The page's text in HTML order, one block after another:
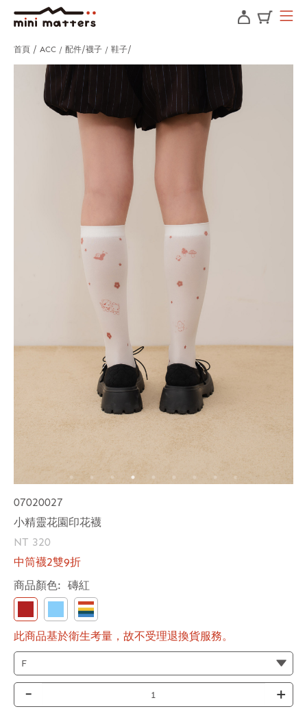
首頁 ACC / 配件 襪子 / 鞋子
07020027
小精靈花園印花襪
NT 320
中筒襪2雙9折
商品顏色: 磚紅
此商品基於衛生考量，故不受理退換貨服務。
- +